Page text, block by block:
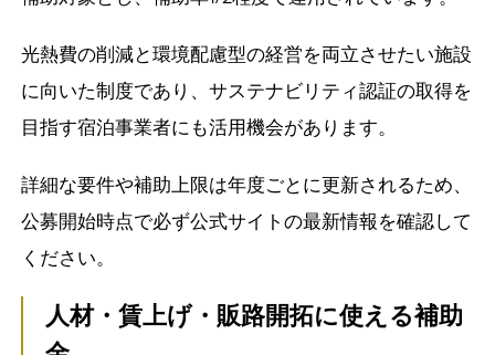
光熱費の削減と環境配慮型の経営を両立させたい施設
に向いた制度であり、サステナビリティ認証の取得を
目指す宿泊事業者にも活用機会があります。
詳細な要件や補助上限は年度ごとに更新されるため、
公募開始時点で必ず公式サイトの最新情報を確認して
ください。
人材・賃上げ・販路開拓に使える補助